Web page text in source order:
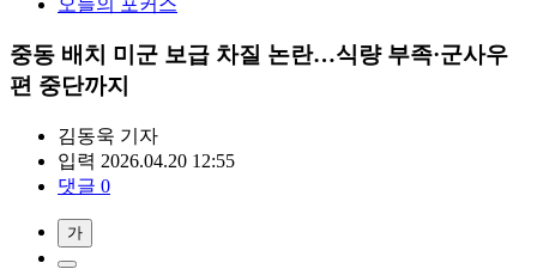
중동 배치 미군 보급 차질 논란…식량 부족·군사우
편 중단까지
김동욱 기자
입력 2026.04.20 12:55
댓글 0
가